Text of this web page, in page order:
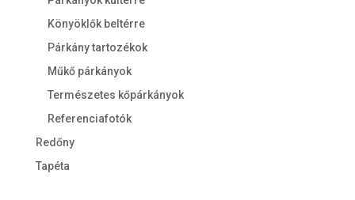
Könyöklők beltérre
Párkány tartozékok
Műkő párkányok
Természetes kőpárkányok
Referenciafotók
Redőny
Tapéta